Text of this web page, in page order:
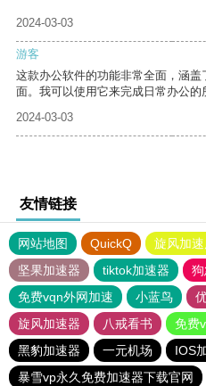
2024-03-03
游客
这款办公软件的功能非常全面，涵
面。我可以使用它来完成日常办公的
2024-03-03
友情链接
网站地图 QuickQ 旋风加
坚果加速器
tiktok加速器
免费vqn外网加速
小蓝鸟
旋风加速器
八戒看书
免费
黑豹加速器
一元机场 IOS
暴雪vp永久免费加速器下载官网